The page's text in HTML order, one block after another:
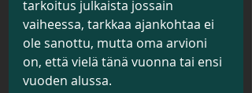
tarkoitus julkaista jossain
vaiheessa, tarkkaa ajankohtaa ei
ole sanottu, mutta oma arvioni
on, että vielä tänä vuonna tai ensi
vuoden alussa.